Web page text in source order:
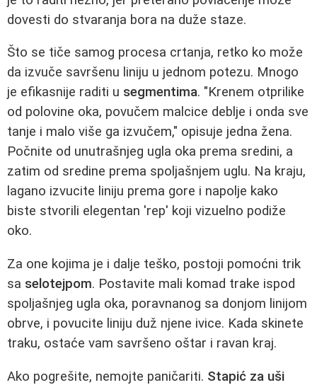
dovesti do stvaranja bora na duže staze.
Što se tiče samog procesa crtanja, retko ko može
da izvuče savršenu liniju u jednom potezu. Mnogo
je efikasnije raditi u segmentima. "Krenem otprilike
od polovine oka, povučem malcice deblje i onda sve
tanje i malo više ga izvučem," opisuje jedna žena.
Počnite od unutrašnjeg ugla oka prema sredini, a
zatim od sredine prema spoljašnjem uglu. Na kraju,
lagano izvucite liniju prema gore i napolje kako
biste stvorili elegentan 'rep' koji vizuelno podiže
oko.
Za one kojima je i dalje teško, postoji pomoćni trik
sa selotejpom. Postavite mali komad trake ispod
spoljašnjeg ugla oka, poravnanog sa donjom linijom
obrve, i povucite liniju duž njene ivice. Kada skinete
traku, ostaće vam savršeno oštar i ravan kraj.
Ako pogrešite, nemojte paničariti. Stapić za uši